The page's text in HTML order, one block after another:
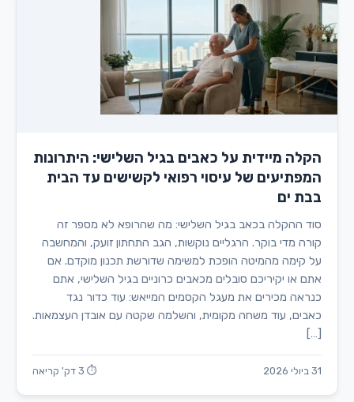
הקלה מיידית על כאבים בגיל השלישי: היתרונות
המפתיעים של עיסוי רפואי לקשישים עד הבית
בבת ים
סוד ההקלה בכאב בגיל השלישי: מה שהרופא לא מספר זה
קורה מדי בוקר. הרגליים נוקשות, הגב התחתון זועק, והמחשבה
על קימה מהמיטה הופכת למשימה שדורשת תכנון מוקדם. אם
אתם או יקיריכם סובלים מכאבים כרוניים בגיל השלישי, אתם
כנראה מכירים את מעגל הקסמים המייאש: עוד כדור נגד
כאבים, עוד משחה מקומית, והשלמה שקטה עם אובדן העצמאות.
[…]
31 ביולי 2026 ⏱ 3 דק' קריאה